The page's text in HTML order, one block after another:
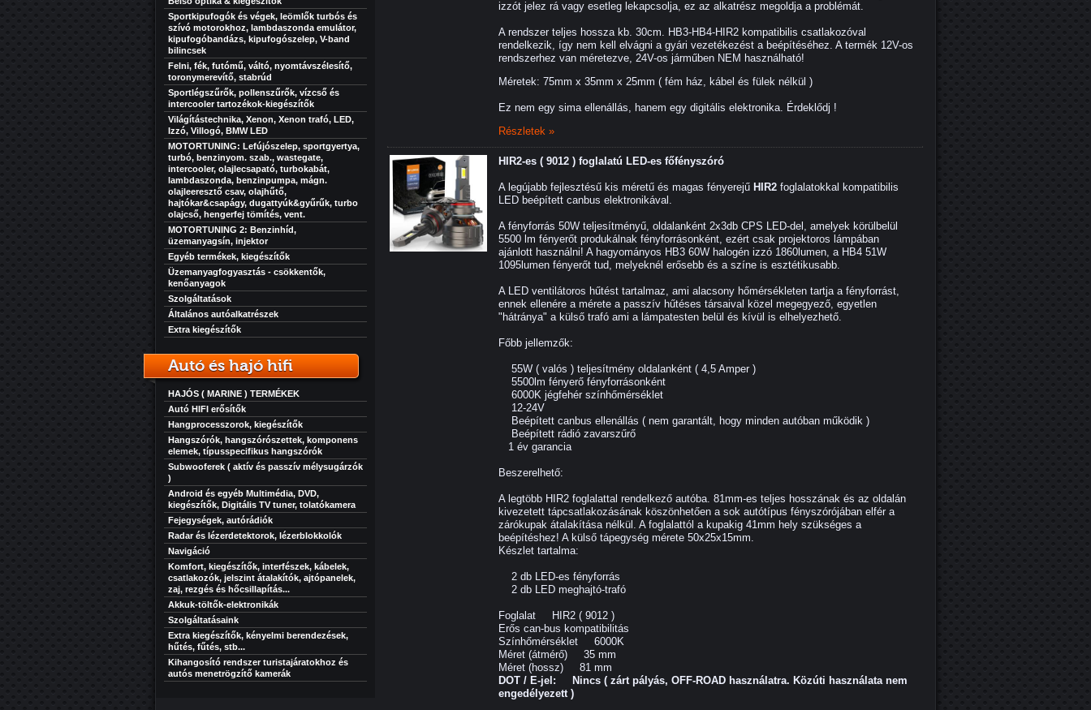
Sportkipufogók és végek, leömlők turbós és
szívó motorokhoz, lambdaszonda emulátor,
kipufogóbandázs, kipufogószelep, V-band
bilincsek
Felni, fék, futómű, váltó, nyomtávszélesítő,
toronymerevítő, stabrúd
Sportlégszűrők, pollenszűrők, vízcső és
intercooler tartozékok-kiegészítők
Világítástechnika, Xenon, Xenon trafó, LED,
Izzó, Villogó, BMW LED
MOTORTUNING: Lefújószelep, sportgyertya,
turbó, benzinyom. szab., wastegate,
intercooler, olajlecsapató, turbokabát,
lambdaszonda, benzinpumpa, mágn.
olajleeresztő csav, olajhűtő,
hajtókar&csapágy, dugattyúk&gyűrűk, turbo
olajcső, hengerfej tömítés, vent.
MOTORTUNING 2: Benzinhíd,
üzemanyagsín, injektor
Egyéb termékek, kiegészítők
Üzemanyagfogyasztás - csökkentők,
kenőanyagok
Szolgáltatások
Általános autóalkatrészek
Extra kiegészítők
Autó és hajó hifi
HAJÓS ( MARINE ) TERMÉKEK
Autó HIFI erősítők
Hangprocesszorok, kiegészítők
Hangszórók, hangszórószettek, komponens
elemek, típusspecifikus hangszórók
Subwooferek ( aktív és passzív mélysugárzók
)
Android és egyéb Multimédia, DVD,
kiegészítők, Digitális TV tuner, tolatókamera
Fejegységek, autórádiók
Radar és lézerdetektorok, lézerblokkolók
Navigáció
Komfort, kiegészítők, interfészek, kábelek,
csatlakozók, jelszint átalakítók, ajtópanelek,
zaj, rezgés és hőcsillapítás...
Akkuk-töltők-elektronikák
Szolgáltatásaink
Extra kiegészítők, kényelmi berendezések,
hűtés, fűtés, stb...
Kihangosító rendszer turistajáratokhoz és
autós menetrögzítő kamerák
izzót jelez rá vagy esetleg lekapcsolja, ez az alkatrész megoldja a problémát.
A rendszer teljes hossza kb. 30cm. HB3-HB4-HIR2 kompatibilis csatlakozóval
rendelkezik, így nem kell elvágni a gyári vezetékezést a beépítéséhez. A termék 12V-os
rendszerhez van méretezve, 24V-os járműben NEM használható!
Méretek: 75mm x 35mm x 25mm ( fém ház, kábel és fülek nélkül )
Ez nem egy sima ellenállás, hanem egy digitális elektronika. Érdeklődj !
Részletek »
HIR2-es ( 9012 ) foglalatú LED-es főfényszóró
A legújabb fejlesztésű kis méretű és magas fényerejű HIR2 foglalatokkal kompatibilis
LED beépített canbus elektronikával.
A fényforrás 50W teljesítményű, oldalanként 2x3db CPS LED-del, amelyek körülbelül
5500 lm fényerőt produkálnak fényforrásonként, ezért csak projektoros lámpában
ajánlott használni! A hagyományos HB3 60W halogén izzó 1860lumen, a HB4 51W
1095lumen fényerőt tud, melyeknél erősebb és a színe is esztétikusabb.
A LED ventilátoros hűtést tartalmaz, ami alacsony hőmérsékleten tartja a fényforrást,
ennek ellenére a mérete a passzív hűtéses társaival közel megegyező, egyetlen
"hátránya" a külső trafó ami a lámpatesten belül és kívül is elhelyezhető.
Főbb jellemzők:
55W ( valós ) teljesítmény oldalanként ( 4,5 Amper )
5500lm fényerő fényforrásonként
6000K jégfehér színhőmérséklet
12-24V
Beépített canbus ellenállás ( nem garantált, hogy minden autóban működik )
Beépített rádió zavarszűrő
1 év garancia
Beszerelhető:
A legtöbb HIR2 foglalattal rendelkező autóba. 81mm-es teljes hosszának és az oldalán
kivezetett tápcsatlakozásának köszönhetően a sok autótípus fényszórójában elfér a
zárókupak átalakítása nélkül. A foglalattól a kupakig 41mm hely szükséges a
beépítéshez! A külső tápegység mérete 50x25x15mm.
Készlet tartalma:
2 db LED-es fényforrás
2 db LED meghajtó-trafó
Foglalat HIR2 ( 9012 )
Erős can-bus kompatibilitás
Színhőmérséklet 6000K
Méret (átmérő) 35 mm
Méret (hossz) 81 mm
DOT / E-jel: Nincs ( zárt pályás, OFF-ROAD használatra. Közúti használata nem
engedélyezett )